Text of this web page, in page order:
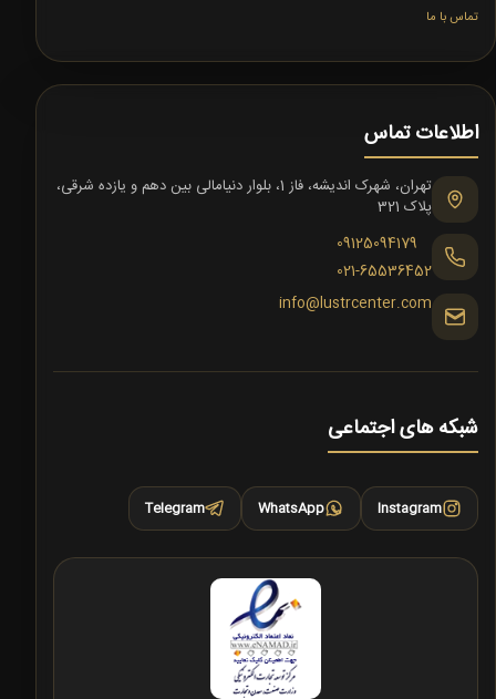
تماس با ما
اطلاعات تماس
تهران، شهرک اندیشه، فاز 1، بلوار دنیامالی بین دهم و یازده شرقی،
پلاک 321
09125094179
021-65536452
info@lustrcenter.com
شبکه های اجتماعی
Instagram
WhatsApp
Telegram